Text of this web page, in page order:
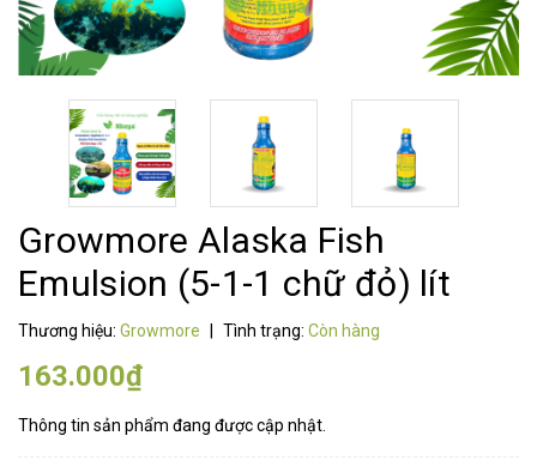
Growmore Alaska Fish
Emulsion (5-1-1 chữ đỏ) lít
Thương hiệu: Growmore Tình trạng: Còn hàng
163.000₫
Thông tin sản phẩm đang được cập nhật.